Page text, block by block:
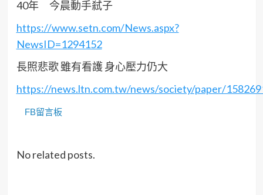
40年 今晨動手弒子
https://www.setn.com/News.aspx?
NewsID=1294152
長照悲歌 雖有看護 身心壓力仍大
https://news.ltn.com.tw/news/society/paper/
FB留言板
No related posts.